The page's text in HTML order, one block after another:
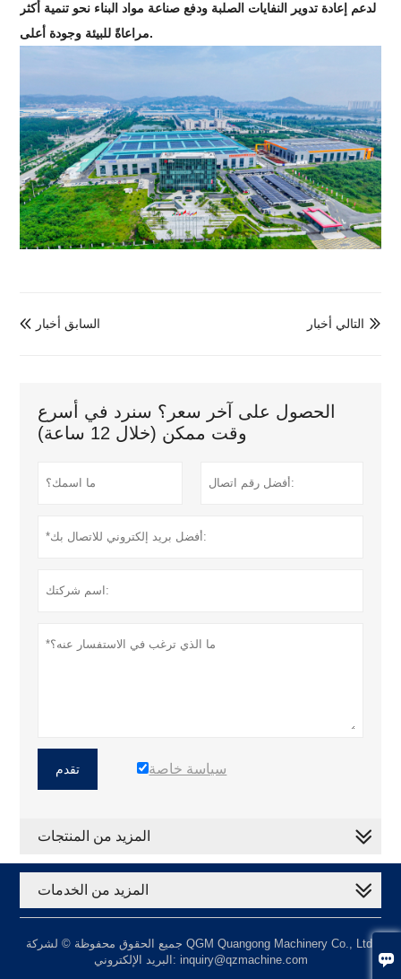

لدعم إعادة تدوير النفايات الصلبة ودفع صناعة مواد البناء نحو تنمية أكثر
مراعاةً للبيئة وجودة أعلى.
 السابق أخبار  التالي أخبار
الحصول على آخر سعر؟ سنرد في أسرع
وقت ممكن (خلال 12 ساعة)
تقدم سياسة خاصة
المزيد من المنتجات
المزيد من الخدمات
جميع الحقوق محفوظة © لشركة QGM Quangong Machinery Co., Ltd.
البريد الإلكتروني: inquiry@qzmachine.com